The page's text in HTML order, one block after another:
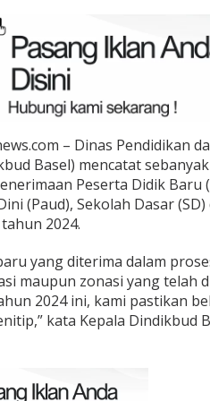
– Dinas Pendidikan
Basel) mencatat
Peserta Didik Baru
(Paud), Sekolah Dasar
2024.
yang diterima dalam
maupun zonasi yang telah
2024 ini, kami pastikan
kata Kepala Dindikbud